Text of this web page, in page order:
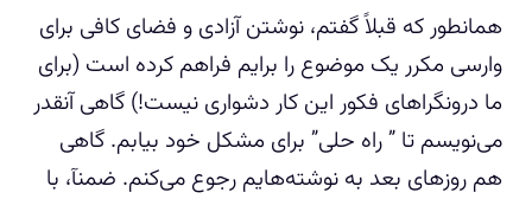
همانطور که قبلاً گفتم، نوشتن آزادی و فضای کافی برای
وارسی مکرر یک موضوع را برایم فراهم کرده است (برای
ما درونگراهای فکور این کار دشواری نیست!) گاهی آنقدر
می‌نویسم تا ” راه حلی” برای مشکل خود بیابم. گاهی
هم روزهای بعد به نوشته‌هایم رجوع می‌کنم. ضمنآ، با